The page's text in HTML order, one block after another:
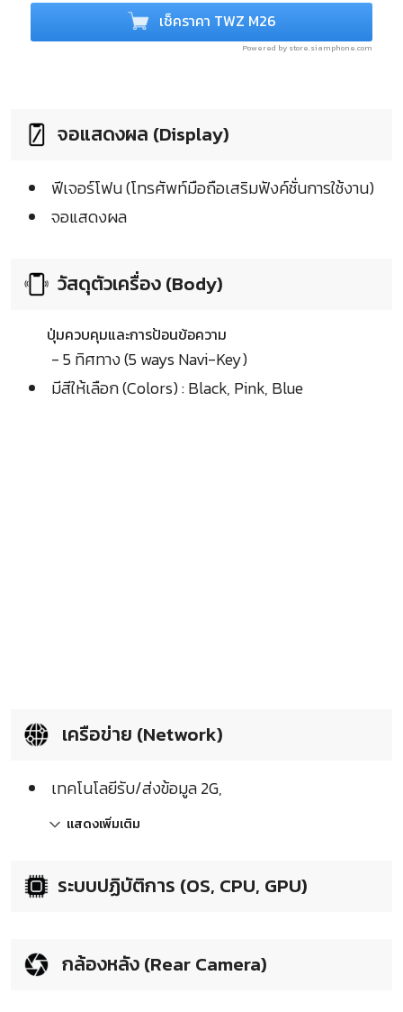
เช็คราคา TWZ M26
Powered by store.siamphone.com
จอแสดงผล (Display)
ฟีเจอร์โฟน (โทรศัพท์มือถือเสริมฟังค์ชั่นการใช้งาน)
จอแสดงผล
วัสดุตัวเครื่อง (Body)
ปุ่มควบคุมและการป้อนข้อความ
- 5 ทิศทาง (5 ways Navi-Key)
มีสีให้เลือก (Colors) : Black, Pink, Blue
เครือข่าย (Network)
เทคโนโลยีรับ/ส่งข้อมูล 2G,
แสดงเพิ่มเติม
ระบบปฏิบัติการ (OS, CPU, GPU)
กล้องหลัง (Rear Camera)